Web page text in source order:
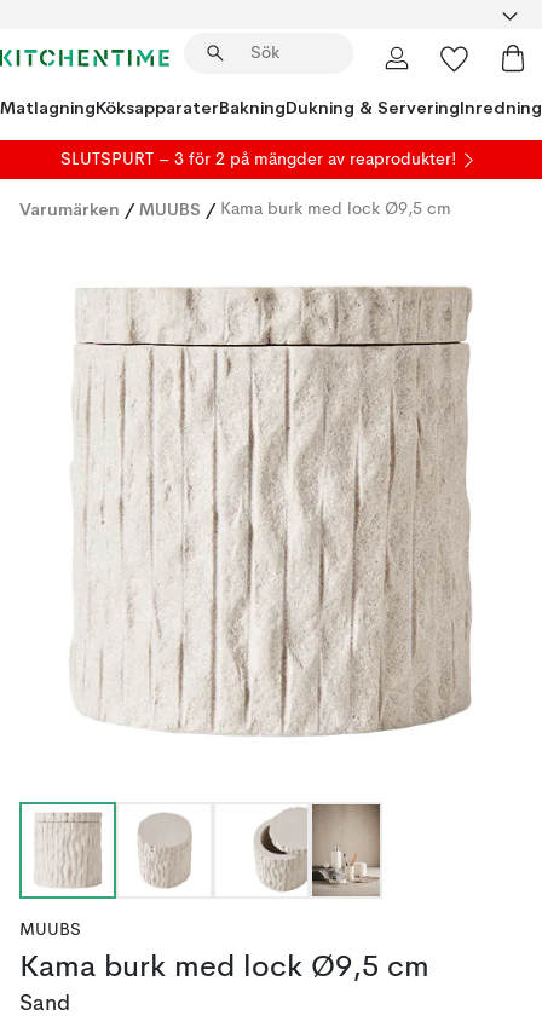
MatlagningKöksapparaterBakningDukning & ServeringInredning
SLUTSPURT – 3 för 2 på mängder av reaprodukter!
Varumärken / MUUBS / Kama burk med lock Ø9,5 cm
MUUBS
Kama burk med lock Ø9,5 cm
Sand